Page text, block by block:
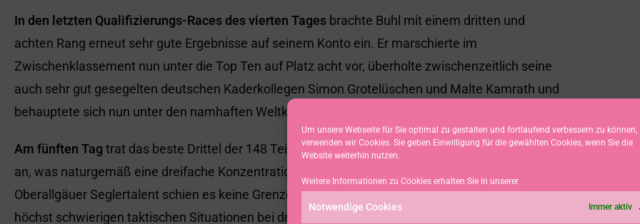
Um unsere Webseite für Sie optimal zu gestalten und fortlaufend verbessern zu können,
verwenden wir Cookies. Sie geben Einwilligung für die gewählten Cookies, wenn Sie die
Website weiterhin nutzen.
Weitere Informationen zu Cookies erhalten Sie in unserer
Notwendige Cookies Immer aktiv
In den letzten Qualifizierungs-Races des vierten Tages brachte Buhl mit einem dritten und
achten Rang erneut sehr gute Ergebnisse auf seinem Konto ein. Er marschierte im
Zwischenklassement nun unter die Top Ten auf Platz acht vor, überholte zwischenzeitlich seine
auch sehr gut gesegelten deutschen Kaderkollegen Simon Grotelüschen und Malte Kamrath und
behauptete sich nun unter den namhaften Weltklasseseglern.
Am fünften Tag trat das beste Drittel der 148 Teilnehmer im Goldfleet zu den ersten Final-Races
an, was naturgemäß eine dreifache Konzentration der Spitzensegler bedeutet. Für das
Oberallgäuer Seglertalent schien es keine Grenzen des Erfolges mehr zu geben. In ganztags
höchst schwierigen taktischen Situationen bei drehendem und ungleichem Mittel- bis Leichwind